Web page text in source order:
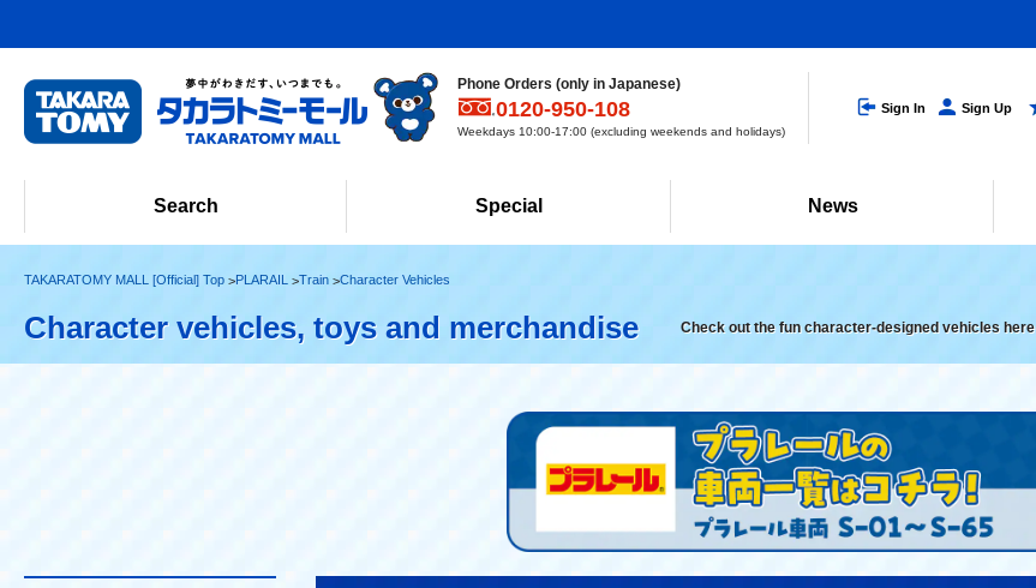
Phone Orders (only in Japanese)
0120-950-108
Weekdays 10:00-17:00 (excluding weekends and holidays)
Sign In Sign Up
Search Special News
TAKARATOMY MALL [Official] Top PLARAIL Train Character Vehicles
Character vehicles, toys and merchandise Check out the fun character-designed vehicles here